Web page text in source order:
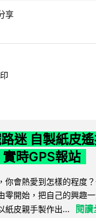
享
迷 自製紙皮
時GPS報站
你會熱愛到怎樣的程度
零開始，把自己的興趣
紙皮親手製作出...
閱